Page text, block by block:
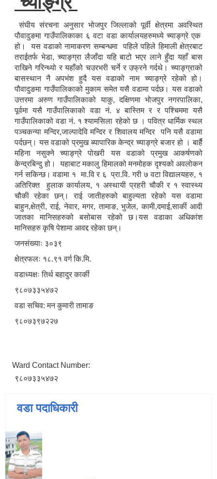
संघीय संरचना अनुसार भोजपुर जिल्लाको पूर्वी क्षेत्रमा अवस्थित
पौवादुङमा गाउँपालिकाका ६ वटा वडा कार्यालयहरुमध्ये च्याङ्ग्रे एक
हो। यस वडाको नामाकरण सम्बन्धमा पहिले पहिले हिमाली क्षेत्रबाट
तराईतर्फ भेडा, च्याङ्ग्रा लैजाँदा यहि बाटो भएर लाने हुँदा यहाँ बास
राखिने गरिन्थ्यो र यहाँको चउरभरी चर्ने र उफ्रने गर्दथे। च्याङ्ग्राको
बासस्थान नै अपभंश हुदै यस वडाको नाम च्याङ्ग्रे रहेको हो।
पौवादुङमा गाउँपालिकाको मुकाम समेत यसै वडामा पर्दछ। यस वडाको
उत्तरमा अरुण गाउँपालिकाको याकु, दक्षिणमा भोजपुर नगरपालिका,
पूर्वमा यसै गाउँपालिकाको वडा नं. ४ बास्तिम र र पश्चिममा यसै
गाउँपालिकाको वडा नं. १ श्यामसिला रहेको छ । पवित्र धार्मिक स्थल
पञ्चकन्या मन्दिर,जाल्पादेवि मन्दिर र शिवालय मन्दिर पनि यसै वडामा
पर्दछन्। यस वडाको प्रमुख ब्यापारिक केन्द्र च्याङ्ग्रे बजार हो । बार्है
महिना नसुक्ने च्याङ्ग्रे पोखरी यस वडाको प्रमुख आकर्षणको
केन्द्रबिन्दु हो। यहाबाट मकालु हिमालको मनमोहक दृश्यको अवलोकन
गर्न सकिन्छ। वडामा १ मा.वि र ६ प्रा.वि. गरी ७ वटा विद्यालयहरु, १
अतिरिक्त हुलाक कार्यालय, १ अस्थायी प्रहरी चौकी र १ स्वास्थ्य
चौकी रहेका छन्। राई जातीहरुको बाहुल्यता रहेको यस वडामा
बाहुन,क्षेत्री, राई, नेवार, मगर, तामाङ, भुजेल, कामी,दमाई,सार्की आदी
जातका मानिसहरुको बसोबास रहेको छ।यस वडाका अधिकांश
मानिसहरु कृषि पेशामा आवद्द रहेका छन्।
जनसंख्याः ३०३९
क्षेत्रफलः १८.९१ वर्ग कि.मि.
वडाध्यक्षः तिर्थ बहादुर कार्की
९८०७३३५४७२
वडा सचिव: मन कुमारी तामाङ
९८०७३९७२२७
Ward Contact Number:
९८०७३३५४७२
वडा पदाधिकारी